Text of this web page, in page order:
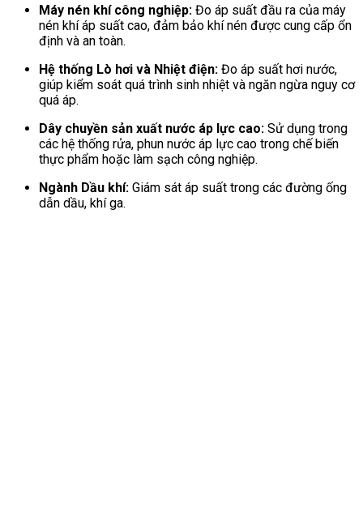
Máy nén khí công nghiệp: Đo áp suất đầu ra của máy
nén khí áp suất cao, đảm bảo khí nén được cung cấp ổn
định và an toàn.
Hệ thống Lò hơi và Nhiệt điện: Đo áp suất hơi nước,
giúp kiểm soát quá trình sinh nhiệt và ngăn ngừa nguy cơ
quá áp.
Dây chuyền sản xuất nước áp lực cao: Sử dụng trong
các hệ thống rửa, phun nước áp lực cao trong chế biến
thực phẩm hoặc làm sạch công nghiệp.
Ngành Dầu khí: Giám sát áp suất trong các đường ống
dẫn dầu, khí ga.